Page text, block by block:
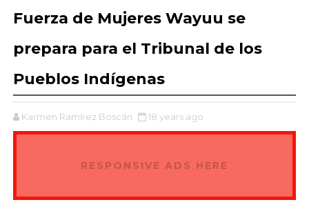
Fuerza de Mujeres Wayuu se
prepara para el Tribunal de los
Pueblos Indígenas
Karmen Ramírez Boscán 18 years ago
RESPONSIVE ADS HERE